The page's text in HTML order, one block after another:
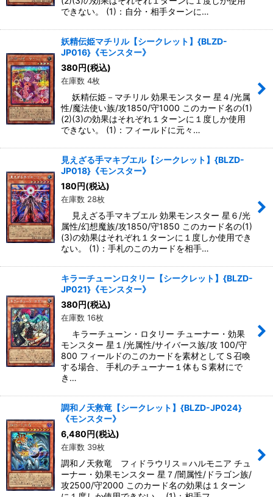
できない。 (1)：自分・相手ターンに…
妖精伝姫マチリル【シークレット】{BLZD-
JP016}《モンスター》
380円(税込)
在庫数 4枚
妖精伝姫－マチリル 効果モンスター 星４/光属
性/魔法使い族/攻1850/守1000 このカード名の(1)
(2)(3)の効果はそれぞれ１ターンに１度しか使用
できない。 (1)：フィールドに元々…
見えざる手マキブエル【シークレット】{BLZD-
JP018}《モンスター》
180円(税込)
在庫数 28枚
見えざる手マキブエル 効果モンスター 星６/光
属性/幻想魔族/攻1850/守1850 このカード名の(1)
(3)の効果はそれぞれ１ターンに１度しか使用でき
ない。 (1)：手札のこのカードを相手…
キラーチューンロタリー【シークレット】{BLZD-
JP021}《モンスター》
380円(税込)
在庫数 16枚
キラーチューン・ロタリー チューナー・効果
モンスター 星１/光属性/サイバース族/攻 100/守
800 フィールドのこのカードを素材としてＳ召喚
する場合、 手札のチューナー１体もＳ素材にで
き…
調和ノ天救竜【シークレット】{BLZD-JP024}
《モンスター》
6,480円(税込)
在庫数 39枚
調和ノ天救竜 フィドラウリス＝ハルモニア チュ
ーナー・効果モンスター 星７/闇属性/ドラゴン族/
攻2500/守2000 このカード名の効果は１ターン